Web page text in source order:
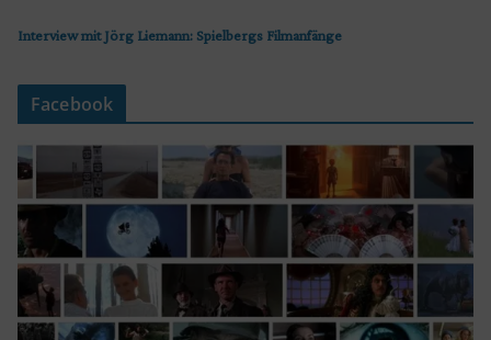
Interview mit Jörg Liemann: Spielbergs Filmanfänge
Facebook